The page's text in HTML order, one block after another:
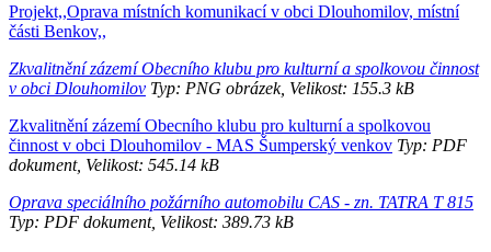
Projekt,,Oprava místních komunikací v obci Dlouhomilov, místní
části Benkov,,
Zkvalitnění zázemí Obecního klubu pro kulturní a spolkovou činnost
v obci Dlouhomilov Typ: PNG obrázek, Velikost: 155.3 kB
Zkvalitnění zázemí Obecního klubu pro kulturní a spolkovou
činnost v obci Dlouhomilov - MAS Šumperský venkov Typ: PDF
dokument, Velikost: 545.14 kB
Oprava speciálního požárního automobilu CAS - zn. TATRA T 815
Typ: PDF dokument, Velikost: 389.73 kB